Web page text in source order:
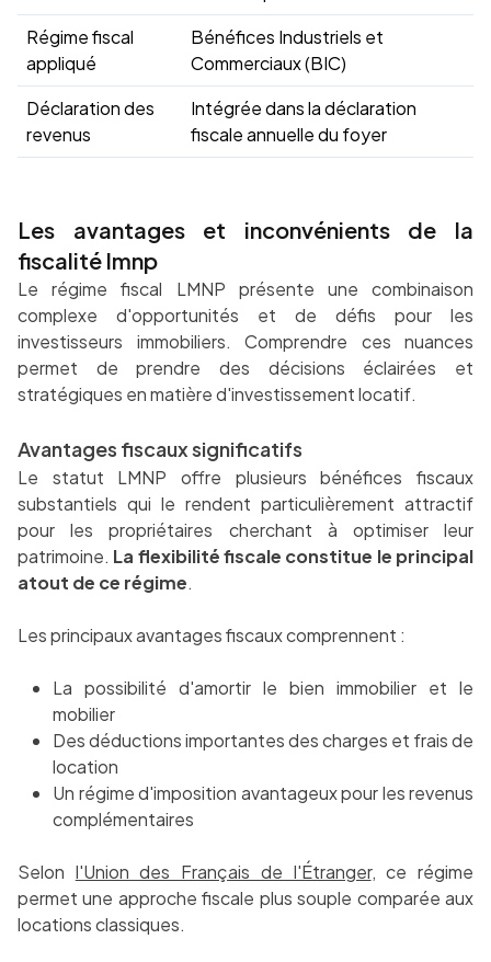
Régime fiscal
appliqué
Bénéfices Industriels et
Commerciaux (BIC)
Déclaration des
revenus
Intégrée dans la déclaration
fiscale annuelle du foyer
Les avantages et inconvénients de la
fiscalité lmnp
Le régime fiscal LMNP présente une combinaison
complexe d'opportunités et de défis pour les
investisseurs immobiliers. Comprendre ces nuances
permet de prendre des décisions éclairées et
stratégiques en matière d'investissement locatif.
Avantages fiscaux significatifs
Le statut LMNP offre plusieurs bénéfices fiscaux
substantiels qui le rendent particulièrement attractif
pour les propriétaires cherchant à optimiser leur
patrimoine. La flexibilité fiscale constitue le principal
atout de ce régime.
Les principaux avantages fiscaux comprennent :
La possibilité d'amortir le bien immobilier et le
mobilier
Des déductions importantes des charges et frais de
location
Un régime d'imposition avantageux pour les revenus
complémentaires
Selon l'Union des Français de l'Étranger, ce régime
permet une approche fiscale plus souple comparée aux
locations classiques.